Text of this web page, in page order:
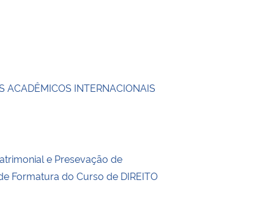
ACADÊMICOS INTERNACIONAIS
e Presevação de
Formatura do Curso de DIREITO